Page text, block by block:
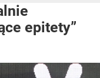
epitety”